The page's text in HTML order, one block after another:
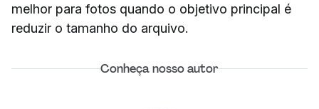
melhor para fotos quando o objetivo principal é
reduzir o tamanho do arquivo.
Conheça nosso autor